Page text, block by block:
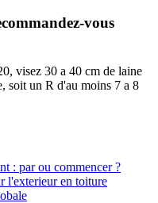
vous
visez 30 a 40 cm de laine
soit un R d'au moins 7 a 8
: par ou commencer ?
l'exterieur en toiture